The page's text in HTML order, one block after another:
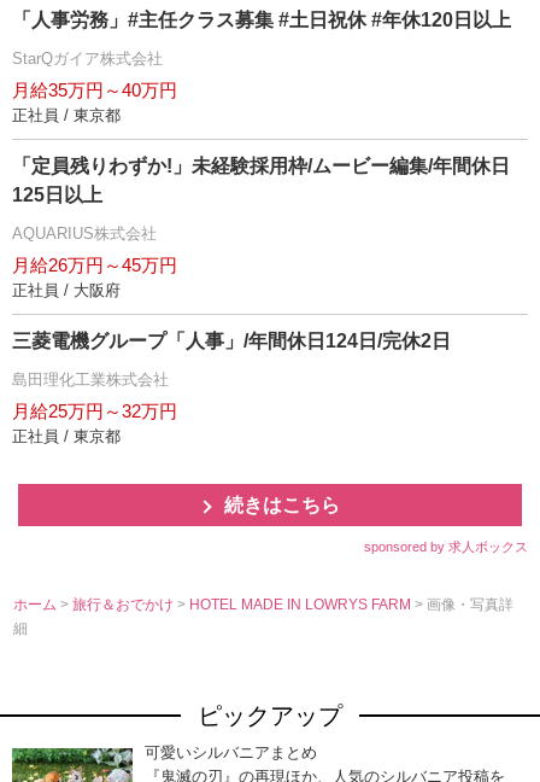
「人事労務」#主任クラス募集 #土日祝休 #年休120日以上
StarQガイア株式会社
月給35万円～40万円
正社員 / 東京都
「定員残りわずか!」未経験採用枠/ムービー編集/年間休日
125日以上
AQUARIUS株式会社
月給26万円～45万円
正社員 / 大阪府
三菱電機グループ「人事」/年間休日124日/完休2日
島田理化工業株式会社
月給25万円～32万円
正社員 / 東京都
続きはこちら
sponsored by 求人ボックス
ホーム >旅行＆おでかけ> HOTEL MADE IN LOWRYS FARM> 画像・写真詳
細
ピックアップ
可愛いシルバニアまとめ
『鬼滅の刃』の再現ほか、人気のシルバニア投稿を